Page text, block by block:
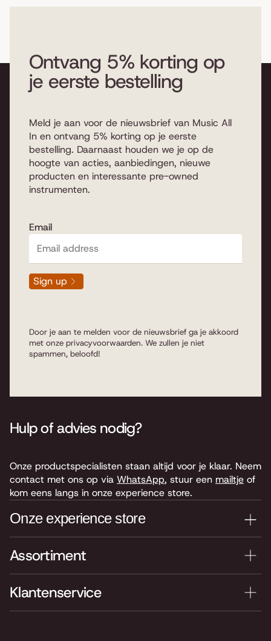
Ontvang 5% korting op
je eerste bestelling
Meld je aan voor de nieuwsbrief van Music All
In en ontvang 5% korting op je eerste
bestelling. Daarnaast houden we je op de
hoogte van acties, aanbiedingen, nieuwe
producten en interessante pre-owned
instrumenten.
Email
Sign up
Door je aan te melden voor de nieuwsbrief ga je akkoord
met onze privacyvoorwaarden. We zullen je niet
spammen, beloofd!
Assortiment
Klantenservice
Hulp of advies nodig?
Onze productspecialisten staan altijd voor je klaar. Neem
contact met ons op via WhatsApp, stuur een mailtje of
kom eens langs in onze experience store.
Onze experience store
Je nieuwe instrument testen? Kom langs in onze winkel
Keyserswey 63
2201 CX Noordwijk